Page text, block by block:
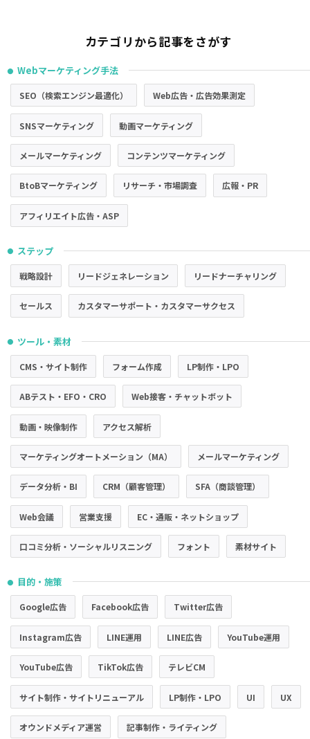
カテゴリから記事をさがす
● Webマーケティング手法
SEO（検索エンジン最適化） Web広告・広告効果測定
SNSマーケティング 動画マーケティング
メールマーケティング コンテンツマーケティング
BtoBマーケティング リサーチ・市場調査 広報・PR
アフィリエイト広告・ASP
● ステップ
戦略設計 リードジェネレーション リードナーチャリング
セールス カスタマーサポート・カスタマーサクセス
● ツール・素材
CMS・サイト制作 フォーム作成 LP制作・LPO
ABテスト・EFO・CRO Web接客・チャットボット
動画・映像制作 アクセス解析
マーケティングオートメーション（MA） メールマーケティング
データ分析・BI CRM（顧客管理） SFA（商談管理）
Web会議 営業支援 EC・通販・ネットショップ
口コミ分析・ソーシャルリスニング フォント 素材サイト
● 目的・施策
Google広告 Facebook広告 Twitter広告
Instagram広告 LINE運用 LINE広告 YouTube運用
YouTube広告 TikTok広告 テレビCM
サイト制作・サイトリニューアル LP制作・LPO UI UX
オウンドメディア運営 記事制作・ライティング